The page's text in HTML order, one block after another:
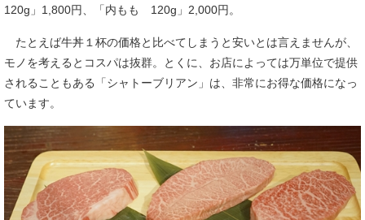
120g」1,800円、「内もも 120g」2,000円。
たとえば牛丼１杯の価格と比べてしまうと安いとは言えませんが、
モノを考えるとコスパは抜群。とくに、お店によっては万単位で提供
されることもある「シャトーブリアン」は、非常にお得な価格になっ
ています。